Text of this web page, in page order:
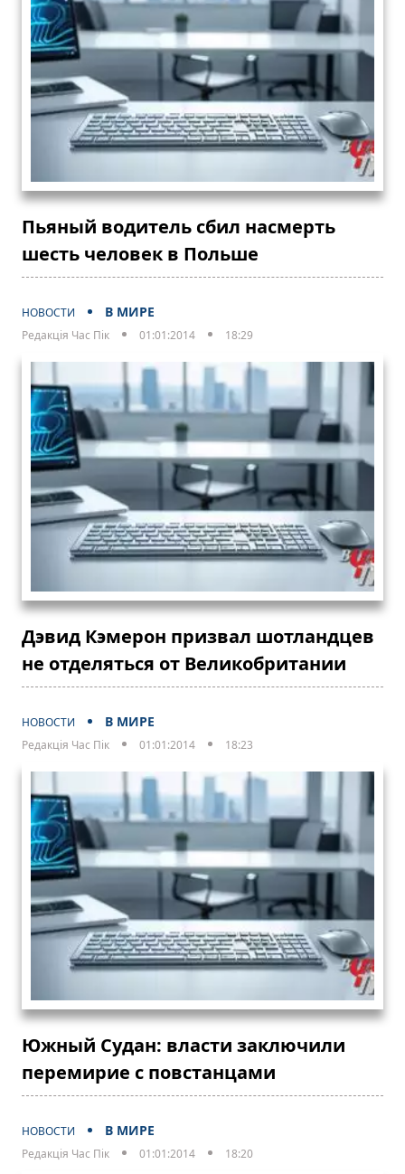
Пьяный водитель сбил насмерть
шесть человек в Польше
НОВОСТИ В МИРЕ
Редакція Час Пік 01:01:2014 18:29
Дэвид Кэмерон призвал шотландцев
не отделяться от Великобритании
НОВОСТИ В МИРЕ
Редакція Час Пік 01:01:2014 18:23
Южный Судан: власти заключили
перемирие с повстанцами
НОВОСТИ В МИРЕ
Редакція Час Пік 01:01:2014 18:20